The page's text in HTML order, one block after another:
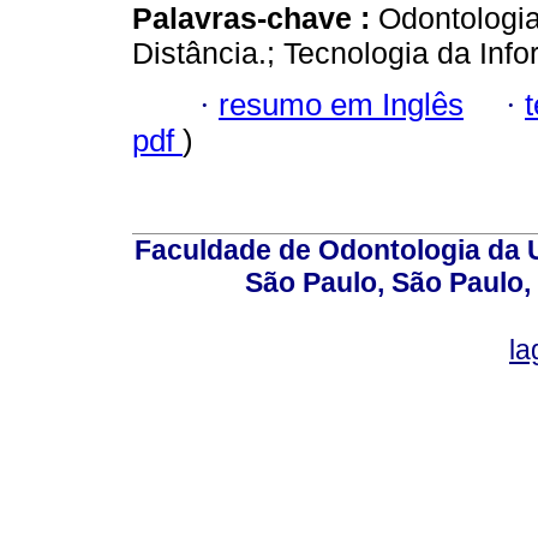
Palavras-chave :
Distância.; Tecnologia da
· resumo em Inglês ·
pdf )
Faculdade de Odontologia da
São Paulo, São